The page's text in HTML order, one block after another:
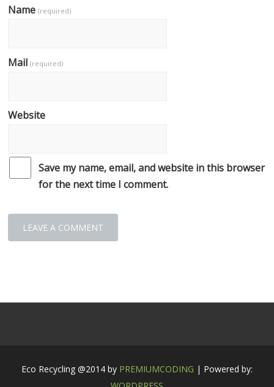
Name(required)
Mail(required)
Website
Save my name, email, and website in this browser
for the next time I comment.
Eco Recycling @2014 by PREMIUMCODING | Powered by: